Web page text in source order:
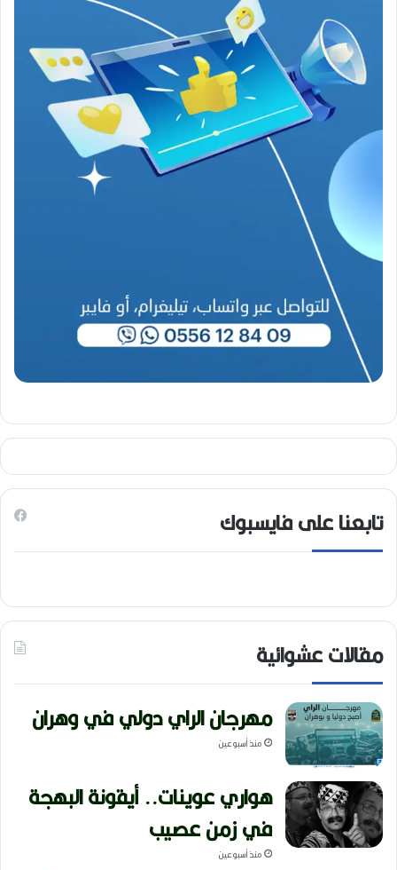
تابعنا على فايسبوك
مقالات عشوائية
مهرجان الراي دولي في وهران
منذ أسبوعين
هواري عوينات.. أيقونة البهجة
في زمن عصيب
منذ أسبوعين